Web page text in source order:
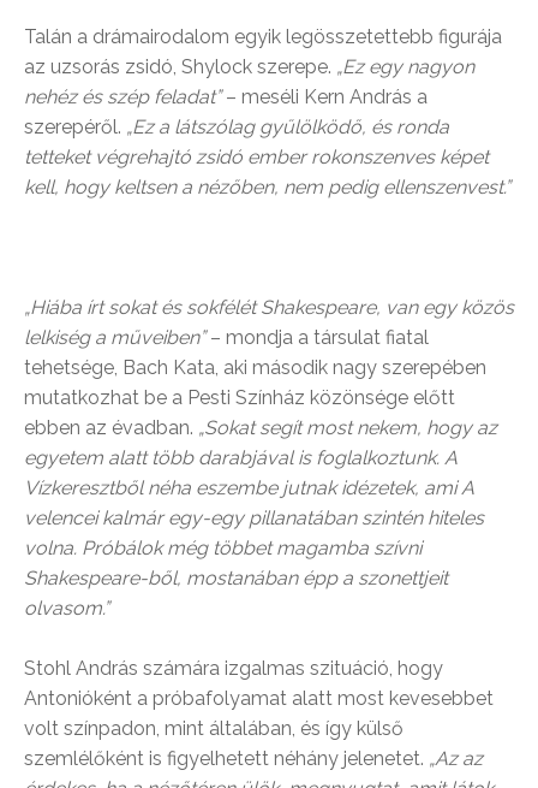
Talán a drámairodalom egyik legösszetettebb figurája
az uzsorás zsidó, Shylock szerepe. „Ez egy nagyon
nehéz és szép feladat”– meséli Kern András a
szerepéről. „Ez a látszólag gyűlölködő, és ronda
tetteket végrehajtó zsidó ember rokonszenves képet
kell, hogy keltsen a nézőben, nem pedig ellenszenvest.”
„Hiába írt sokat és sokfélét Shakespeare, van egy közös
lelkiség a műveiben”– mondja a társulat fiatal
tehetsége, Bach Kata, aki második nagy szerepében
mutatkozhat be a Pesti Színház közönsége előtt
ebben az évadban. „Sokat segít most nekem, hogy az
egyetem alatt több darabjával is foglalkoztunk. A
Vízkeresztből néha eszembe jutnak idézetek, ami A
velencei kalmár egy-egy pillanatában szintén hiteles
volna. Próbálok még többet magamba szívni
Shakespeare-ből, mostanában épp a szonettjeit
olvasom.”
Stohl András számára izgalmas szituáció, hogy
Antonióként a próbafolyamat alatt most kevesebbet
volt színpadon, mint általában, és így külső
szemlélőként is figyelhetett néhány jelenetet. „Az az